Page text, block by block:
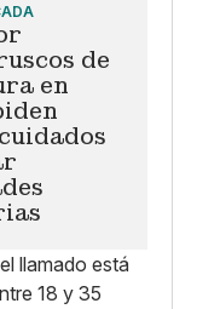
de
en
llamado está
18 y 35